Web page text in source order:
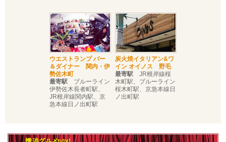
ウエストランプ バー
＆ダイナー 関内・伊
勢佐木町
最寄駅 ブルーライン
伊勢佐木長者町駅、
JR根岸線関内駅、京
急本線日ノ出町駅
炭火焼イタリアン&ワ
イン オイノス 野毛
最寄駅 JR根岸線桜
木町駅、ブルーライン
桜木町駅、京急本線日
ノ出町駅